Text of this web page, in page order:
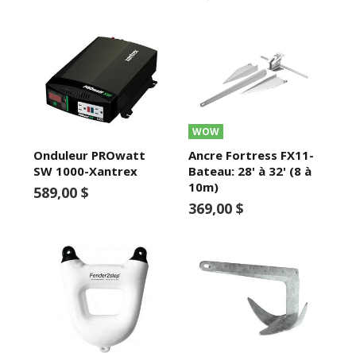
Onduleur PROwatt
SW 1000-Xantrex
589,00 $
WOW
Ancre Fortress FX11-
Bateau: 28' à 32' (8 à
10m)
369,00 $